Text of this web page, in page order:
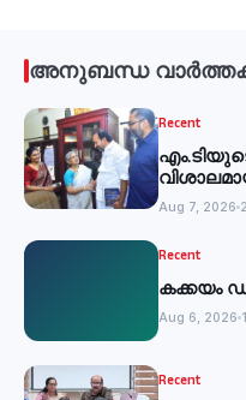
അനുബന്ധ
Recent
-മന്ത്രി
Aug 7, 2026
Recent
കക്കയം
Aug 6, 2026
Recent